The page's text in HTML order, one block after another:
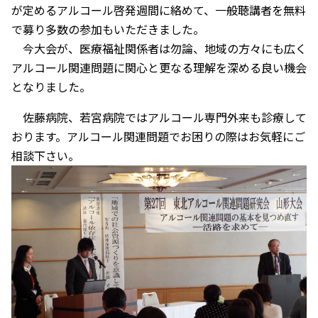
が定めるアルコール啓発週間に絡めて、一般聴講者を無料
で募り多数の参加もいただきました。
今大会が、医療福祉関係者は勿論、地域の方々にも広く
アルコール関連問題に関心と更なる理解を深める良い機会
となりました。
佐藤病院、若宮病院ではアルコール専門外来も診療して
おります。アルコール関連問題でお困りの際はお気軽にご
相談下さい。